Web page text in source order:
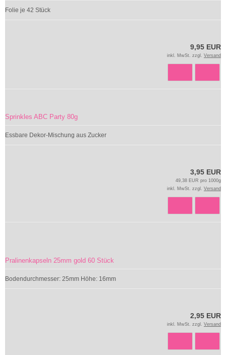
Folie je 42 Stück
9,95 EUR
inkl. MwSt. zzgl. Versand
Sprinkles ABC Party 80g
Essbare Dekor-Mischung aus Zucker
3,95 EUR
49,38 EUR pro 1000g
inkl. MwSt. zzgl. Versand
Pralinenkapseln 25mm gold 60 Stück
Bodendurchmesser: 25mm Höhe: 16mm
2,95 EUR
inkl. MwSt. zzgl. Versand